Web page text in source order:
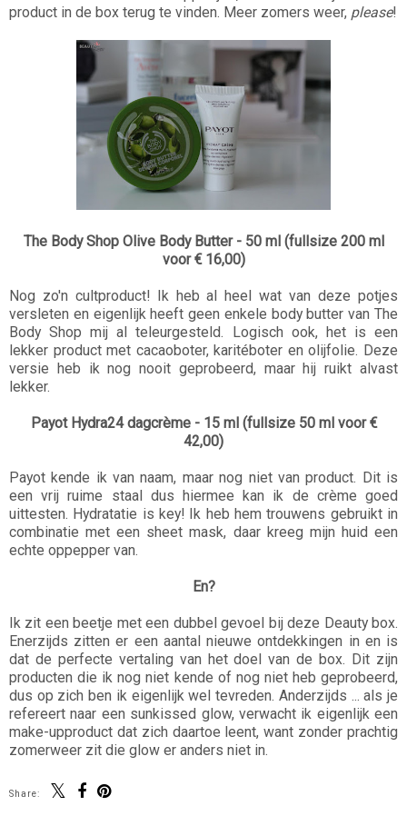
product in de box terug te vinden. Meer zomers weer, please!
The Body Shop Olive Body Butter - 50 ml (fullsize 200 ml
voor € 16,00)
Nog zo'n cultproduct! Ik heb al heel wat van deze potjes
versleten en eigenlijk heeft geen enkele body butter van The
Body Shop mij al teleurgesteld. Logisch ook, het is een
lekker product met cacaoboter, karitéboter en olijfolie. Deze
versie heb ik nog nooit geprobeerd, maar hij ruikt alvast
lekker.
Payot Hydra24 dagcrème - 15 ml (fullsize 50 ml voor €
42,00)
Payot kende ik van naam, maar nog niet van product. Dit is
een vrij ruime staal dus hiermee kan ik de crème goed
uittesten. Hydratatie is key! Ik heb hem trouwens gebruikt in
combinatie met een sheet mask, daar kreeg mijn huid een
echte oppepper van.
En?
Ik zit een beetje met een dubbel gevoel bij deze Deauty box.
Enerzijds zitten er een aantal nieuwe ontdekkingen in en is
dat de perfecte vertaling van het doel van de box. Dit zijn
producten die ik nog niet kende of nog niet heb geprobeerd,
dus op zich ben ik eigenlijk wel tevreden. Anderzijds ... als je
refereert naar een sunkissed glow, verwacht ik eigenlijk een
make-upproduct dat zich daartoe leent, want zonder prachtig
zomerweer zit die glow er anders niet in.
Share: